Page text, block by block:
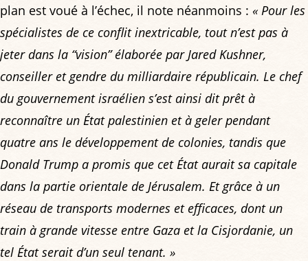
plan est voué à l’échec, il note néanmoins : « Pour les
spécialistes de ce conflit inextricable, tout n’est pas à
jeter dans la “vision” élaborée par Jared Kushner,
conseiller et gendre du milliardaire républicain. Le chef
du gouvernement israélien s’est ainsi dit prêt à
reconnaître un État palestinien et à geler pendant
quatre ans le développement de colonies, tandis que
Donald Trump a promis que cet État aurait sa capitale
dans la partie orientale de Jérusalem. Et grâce à un
réseau de transports modernes et efficaces, dont un
train à grande vitesse entre Gaza et la Cisjordanie, un
tel État serait d’un seul tenant. »